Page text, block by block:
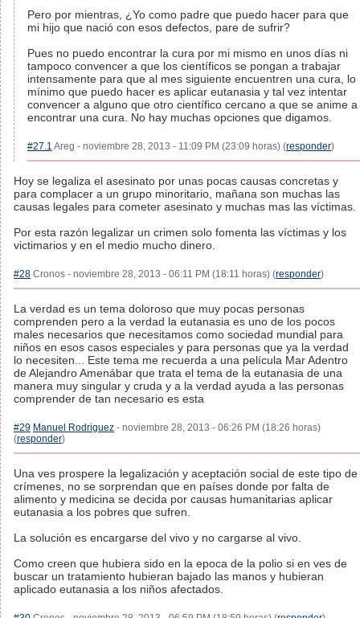
Pero por mientras, ¿Yo como padre que puedo hacer para que
mi hijo que nació con esos defectos, pare de sufrir?
Pues no puedo encontrar la cura por mi mismo en unos días ni
tampoco convencer a que los científicos se pongan a trabajar
intensamente para que al mes siguiente encuentren una cura, lo
mínimo que puedo hacer es aplicar eutanasia y tal vez intentar
convencer a alguno que otro científico cercano a que se anime a
encontrar una cura. No hay muchas opciones que digamos.
#27.1 Areg - noviembre 28, 2013 - 11:09 PM (23:09 horas) (responder)
Hoy se legaliza el asesinato por unas pocas causas concretas y
para complacer a un grupo minoritario, mañana son muchas las
causas legales para cometer asesinato y muchas mas las víctimas.
Por esta razón legalizar un crimen solo fomenta las víctimas y los
victimarios y en el medio mucho dinero.
#28 Cronos - noviembre 28, 2013 - 06:11 PM (18:11 horas) (responder)
La verdad es un tema doloroso que muy pocas personas
comprenden pero a la verdad la eutanasia es uno de los pocos
males necesarios que necesitamos como sociedad mundial para
niños en esos casos especiales y para personas que ya la verdad
lo necesiten... Este tema me recuerda a una película Mar Adentro
de Alejandro Amenábar que trata el tema de la eutanasia de una
manera muy singular y cruda y a la verdad ayuda a las personas
comprender de tan necesario es esta
#29 Manuel Rodriguez - noviembre 28, 2013 - 06:26 PM (18:26 horas)
(responder)
Una ves prospere la legalización y aceptación social de este tipo de
crímenes, no se sorprendan que en países donde por falta de
alimento y medicina se decida por causas humanitarias aplicar
eutanasia a los pobres que sufren.
La solución es encargarse del vivo y no cargarse al vivo.
Como creen que hubiera sido en la epoca de la polio si en ves de
buscar un tratamiento hubieran bajado las manos y hubieran
aplicado eutanasia a los niños afectados.